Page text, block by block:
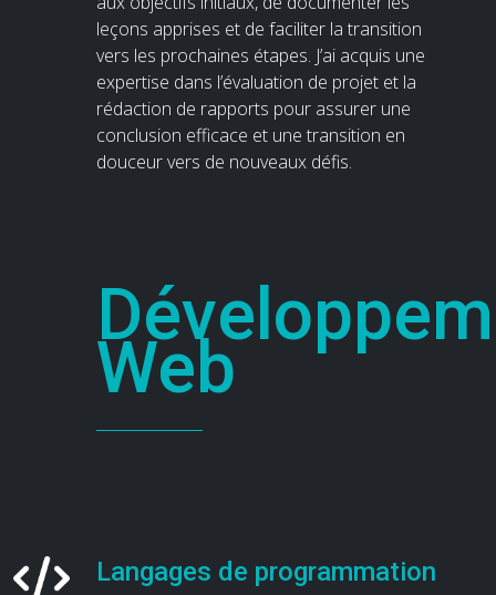
leçons apprises et de faciliter la transition
vers les prochaines étapes. J’ai acquis une
expertise dans l’évaluation de projet et la
rédaction de rapports pour assurer une
conclusion efficace et une transition en
douceur vers de nouveaux défis.
Web
Langages de programmation